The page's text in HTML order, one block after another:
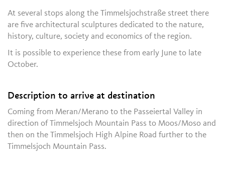
At several stops along the Timmelsjochstraße street there
are five architectural sculptures dedicated to the nature,
history, culture, society and economics of the region.
It is possible to experience these from early June to late
October.
Description to arrive at destination
Coming from Meran/Merano to the Passeiertal Valley in
direction of Timmelsjoch Mountain Pass to Moos/Moso and
then on the Timmelsjoch High Alpine Road further to the
Timmelsjoch Mountain Pass.